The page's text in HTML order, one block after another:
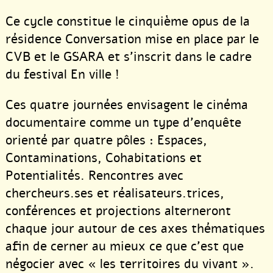
Ce cycle constitue le cinquième opus de la
résidence Conversation mise en place par le
CVB et le GSARA et s’inscrit dans le cadre
du festival En ville !
Ces quatre journées envisagent le cinéma
documentaire comme un type d’enquête
orienté par quatre pôles : Espaces,
Contaminations, Cohabitations et
Potentialités. Rencontres avec
chercheurs.ses et réalisateurs.trices,
conférences et projections alterneront
chaque jour autour de ces axes thématiques
afin de cerner au mieux ce que c’est que
négocier avec « les territoires du vivant ».